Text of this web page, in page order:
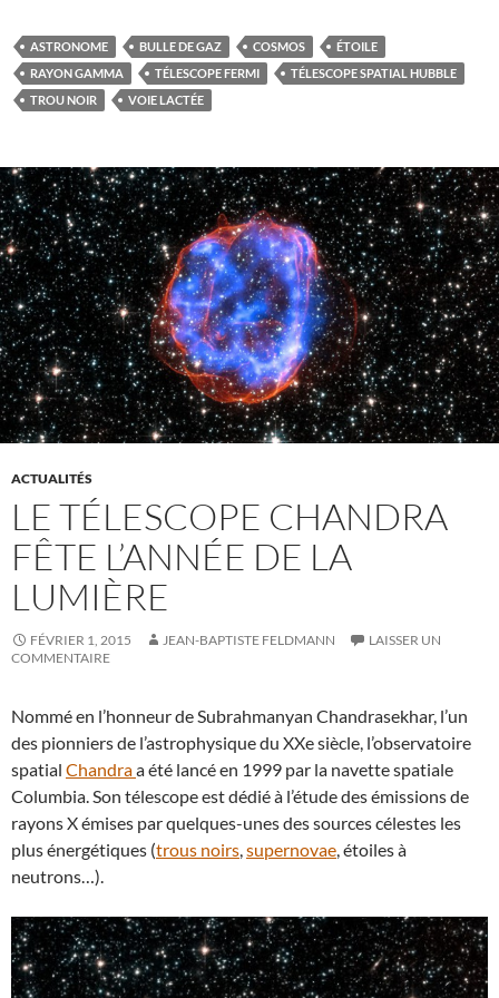
ASTRONOME BULLE DE GAZ COSMOS
ÉTOILE
RAYON GAMMA
TÉLESCOPE FERMI
TÉLESCOPE SPATIAL HUBBLE
TROU NOIR
VOIE LACTÉE
ACTUALITÉS
LE TÉLESCOPE CHANDRA
FÊTE L’ANNÉE DE LA
LUMIÈRE
FÉVRIER 1, 2015 JEAN-BAPTISTE FELDMANN
LAISSER UN
COMMENTAIRE
Nommé en l’honneur de Subrahmanyan Chandrasekhar, l’un
des pionniers de l’astrophysique du XXe siècle, l’observatoire
spatial Chandraa été lancé en 1999 par la navette spatiale
Columbia. Son télescope est dédié à l’étude des émissions de
rayons X émises par quelques-unes des sources célestes les
plus énergétiques (trous noirs supernovae , étoiles à
neutrons…).